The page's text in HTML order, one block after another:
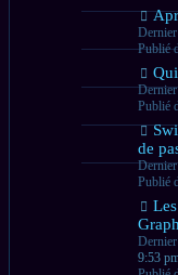
Dernier
Publié
Publié
de
Publié
Dernier
9:53